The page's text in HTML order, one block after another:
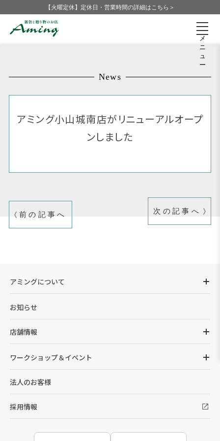
【火曜定休】定休日・営業時間の詳細はこちら＞
メ
ニ
ュ
ー
News
アミング小山城南店がリニューアルオープ
ンしました
前の記事へ 次の記事へ
アミングについて
お知らせ
店舗情報
ワークショップ＆イベント
法人のお客様
採用情報